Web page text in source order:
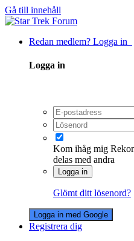
Gå till innehåll
Redan medlem? Logga in
Logga in
Kom ihåg mig
delas med andra
Logga in
Glömt ditt lösenord?
Logga in med Google
Registrera dig